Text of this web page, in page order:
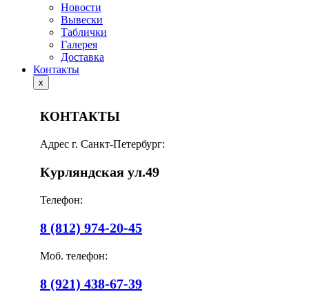
Новости
Вывески
Таблички
Галерея
Доставка
Контакты
x
КОНТАКТЫ
Адрес г. Санкт-Петербург:
Курляндская ул.49
Телефон:
8 (812) 974-20-45
Моб. телефон:
8 (921) 438-67-39